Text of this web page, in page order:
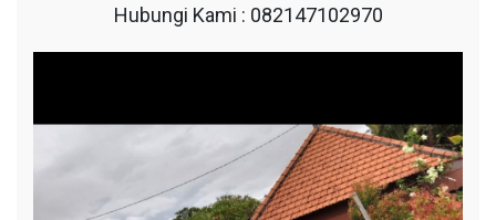
Hubungi Kami : 082147102970